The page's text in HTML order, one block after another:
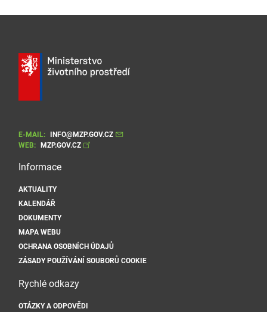
E-MAIL:
INFO@MZP.GOV.CZ
WEB:
MZP.GOV.CZ
Informace
AKTUALITY
KALENDÁŘ
DOKUMENTY
MAPA WEBU
OCHRANA OSOBNÍCH ÚDAJŮ
ZÁSADY POUŽÍVÁNÍ SOUBORŮ COOKIE
Rychlé odkazy
OTÁZKY A ODPOVĚDI